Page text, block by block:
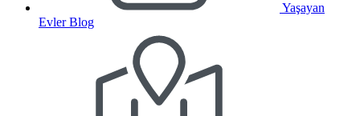
Yaşayan
Evler Blog